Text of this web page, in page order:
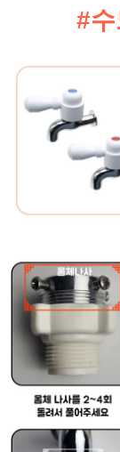
#수